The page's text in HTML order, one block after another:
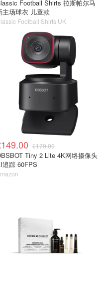
Football Shirts 拉斯帕尔马
主场球衣 儿童款
Football Shirts UK
£179.00
Tiny 2 Lite 4K网络摄像头
追踪 60FPS